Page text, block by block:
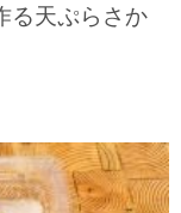
天ぷらさか